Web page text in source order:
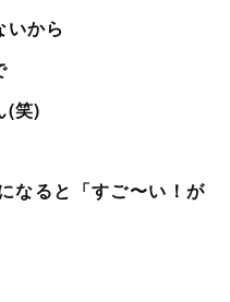
から
(笑)
なると「すご〜い！が